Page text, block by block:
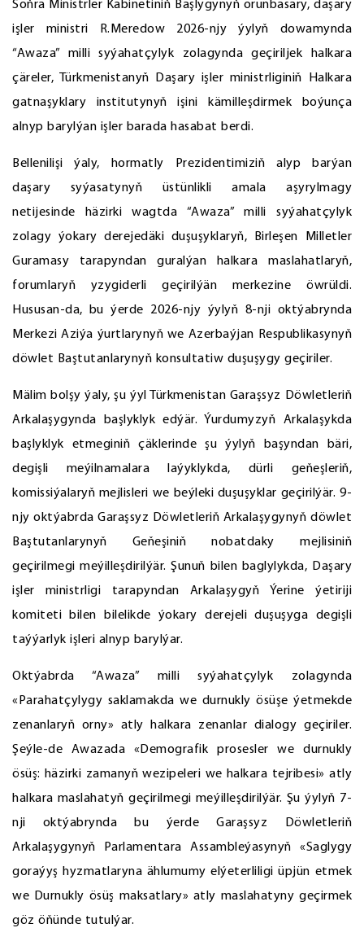
Soňra Ministrler Kabinetiniň Başlygynyň orunbasary, daşary
işler ministri R.Meredow 2026-njy ýylyň dowamynda
“Awaza” milli syýahatçylyk zolagynda geçiriljek halkara
çäreler, Türkmenistanyň Daşary işler ministrliginiň Halkara
gatnaşyklary institutynyň işini kämilleşdirmek boýunça
alnyp barylýan işler barada hasabat berdi.
Bellenilişi ýaly, hormatly Prezidentimiziň alyp barýan
daşary syýasatynyň üstünlikli amala aşyrylmagy
netijesinde häzirki wagtda “Awaza” milli syýahatçylyk
zolagy ýokary derejedäki duşuşyklaryň, Birleşen Milletler
Guramasy tarapyndan guralýan halkara maslahatlaryň,
forumlaryň yzygiderli geçirilýän merkezine öwrüldi.
Hususan-da, bu ýerde 2026-njy ýylyň 8-nji oktýabrynda
Merkezi Aziýa ýurtlarynyň we Azerbaýjan Respublikasynyň
döwlet Baştutanlarynyň konsultatiw duşuşygy geçiriler.
Mälim bolşy ýaly, şu ýyl Türkmenistan Garaşsyz Döwletleriň
Arkalaşygynda başlyklyk edýär. Ýurdumyzyň Arkalaşykda
başlyklyk etmeginiň çäklerinde şu ýylyň başyndan bäri,
degişli meýilnamalara laýyklykda, dürli geňeşleriň,
komissiýalaryň mejlisleri we beýleki duşuşyklar geçirilýär. 9-
njy oktýabrda Garaşsyz Döwletleriň Arkalaşygynyň döwlet
Baştutanlarynyň Geňeşiniň nobatdaky mejlisiniň
geçirilmegi meýilleşdirilýär. Şunuň bilen baglylykda, Daşary
işler ministrligi tarapyndan Arkalaşygyň Ýerine ýetiriji
komiteti bilen bilelikde ýokary derejeli duşuşyga degişli
taýýarlyk işleri alnyp barylýar.
Oktýabrda “Awaza” milli syýahatçylyk zolagynda
«Parahatçylygy saklamakda we durnukly ösüşe ýetmekde
zenanlaryň orny» atly halkara zenanlar dialogy geçiriler.
Şeýle-de Awazada «Demografik prosesler we durnukly
ösüş: häzirki zamanyň wezipeleri we halkara tejribesi» atly
halkara maslahatyň geçirilmegi meýilleşdirilýär. Şu ýylyň 7-
nji oktýabrynda bu ýerde Garaşsyz Döwletleriň
Arkalaşygynyň Parlamentara Assambleýasynyň «Saglygy
goraýyş hyzmatlaryna ählumumy elýeterliligi üpjün etmek
we Durnukly ösüş maksatlary» atly maslahatyny geçirmek
göz öňünde tutulýar.